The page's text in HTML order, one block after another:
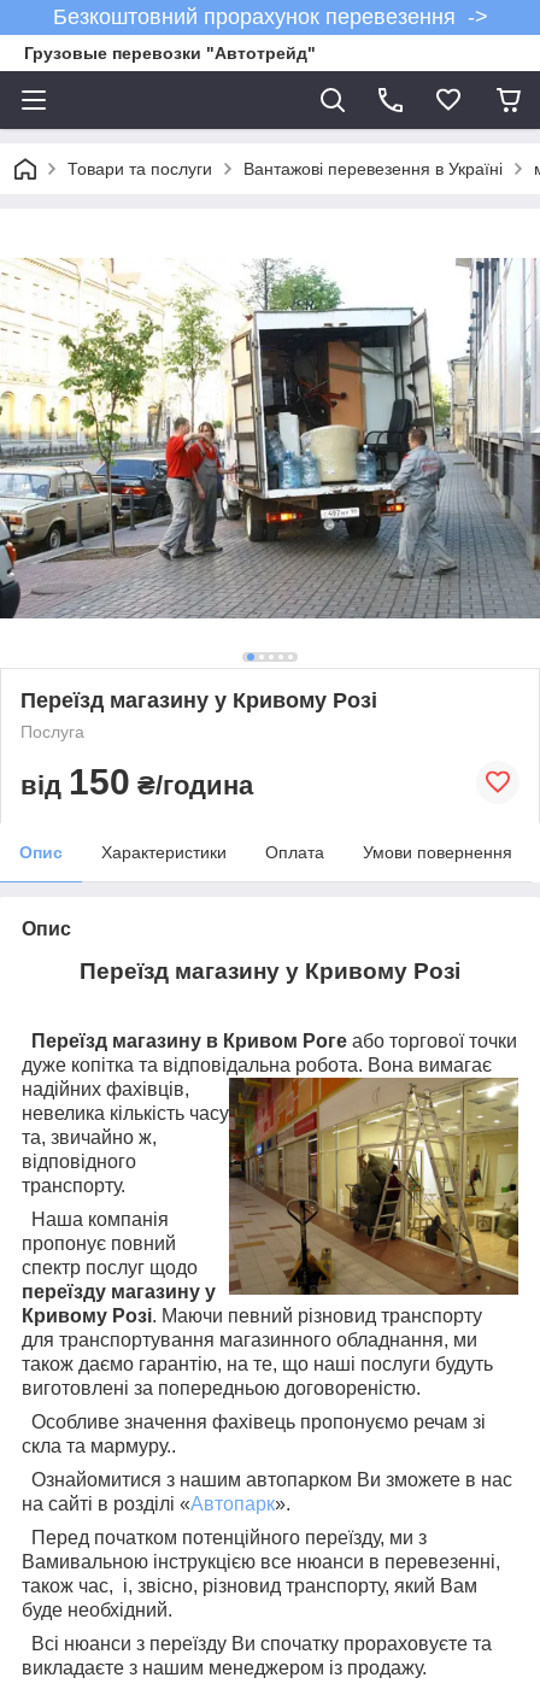
Безкоштовний прорахунок перевезення ->
Грузовые перевозки "Автотрейд"
Товари та послуги Вантажові перевезення в Україні
Переїзд магазину у Кривому Розі
Послуга
від 150 ₴/година
Опис Характеристики Оплата Умови повернення
Опис
Переїзд магазину у Кривому Розі
Переїзд магазину в Кривом Роге або торгової точки
дуже копітка та відповідальна робота. Вона вимагає
надійних фахівців,
невелика кількість часу
та, звичайно ж,
відповідного
транспорту.
Наша компанія
пропонує повний
спектр послуг щодо
переїзду магазину у
Кривому Розі. Маючи певний різновид транспорту
для транспортування магазинного обладнання, ми
також даємо гарантію, на те, що наші послуги будуть
виготовлені за попередньою договореністю.
Особливе значення фахівець пропонуємо речам зі
скла та мармуру..
Ознайомитися з нашим автопарком Ви зможете в нас
на сайті в розділі «Автопарк».
Перед початком потенційного переїзду, ми з
Вамивальною інструкцією все нюанси в перевезенні,
також час, і, звісно, різновид транспорту, який Вам
буде необхідний.
Всі нюанси з переїзду Ви спочатку прораховуєте та
викладаєте з нашим менеджером із продажу.